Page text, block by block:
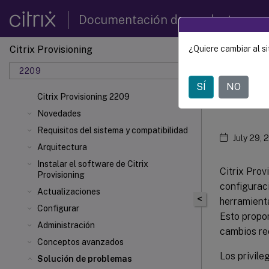
Documentación de productos
Citrix Provisioning
2209
Citrix Provisioning 2209
Novedades
Requisitos del sistema y compatibilidad
Arquitectura
Instalar el software de Citrix
Provisioning
Actualizaciones
Configurar
Administración
Conceptos avanzados
Solución de problemas
Citrix
<
July 29,
Citrix
Esto
cambios
Los
¿Quiere cambiar al
SÍ NO